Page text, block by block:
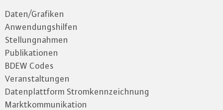
Daten/Grafiken
Anwendungshilfen
Stellungnahmen
Publikationen
BDEW Codes
Veranstaltungen
Datenplattform Stromkennzeichnung
Marktkommunikation